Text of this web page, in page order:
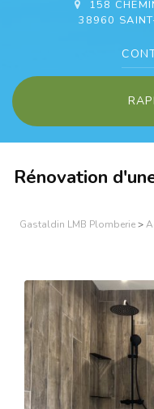
158
38960
Rénovation
Gastaldin LMB Plomberie>